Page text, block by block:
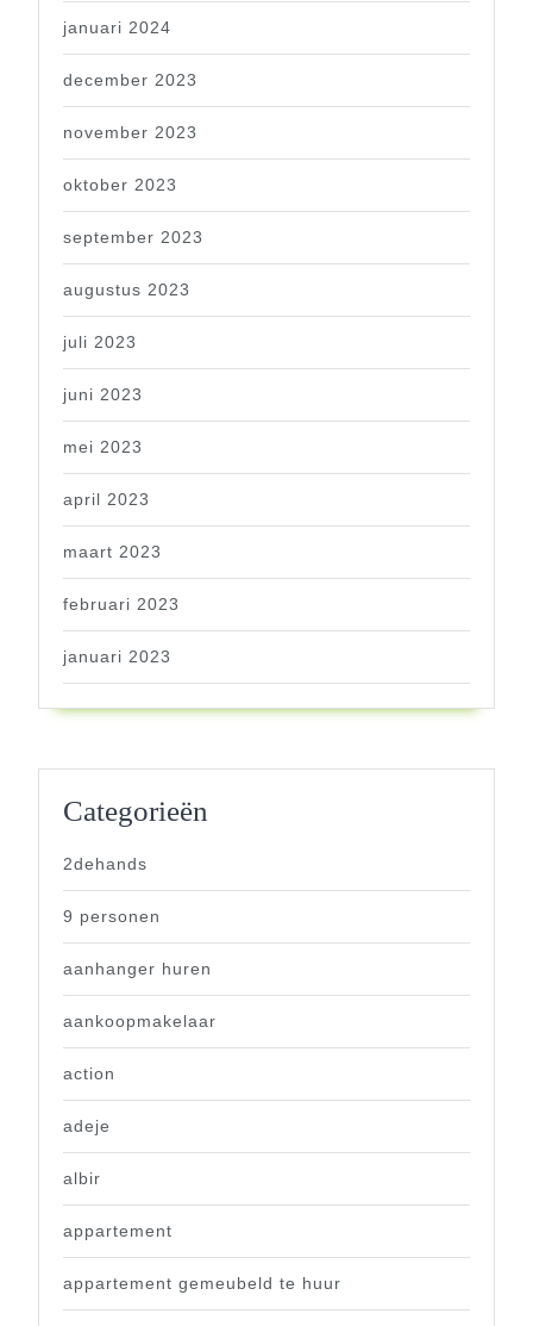
januari 2024
december 2023
november 2023
oktober 2023
september 2023
augustus 2023
juli 2023
juni 2023
mei 2023
april 2023
maart 2023
februari 2023
januari 2023
Categorieën
2dehands
9 personen
aanhanger huren
aankoopmakelaar
action
adeje
albir
appartement
appartement gemeubeld te huur